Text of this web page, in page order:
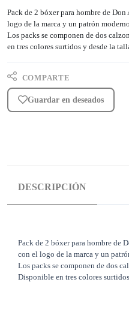
Pack de 2 bóxer para hombre de
logo de la marca y un patrón
Los packs se componen de dos
en tres colores surtidos y desde la
COMPARTE
Guardar en deseados
DESCRIPCIÓN
Pack de 2 bóxer para hombre de
con el logo de la marca y un
Los packs se componen de dos
Disponible en tres colores